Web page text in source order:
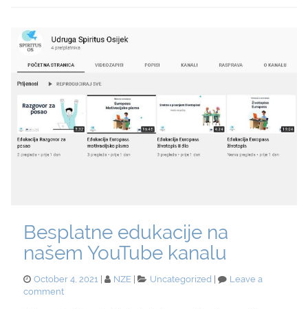
Besplatne edukacije na
našem YouTube kanalu
Posted
on
October 4, 2021 NZE Categories
Uncategorized
Leave a
commenton